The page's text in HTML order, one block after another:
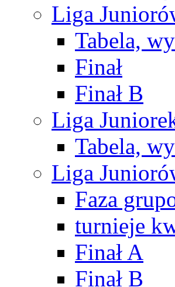
Liga
Tabela,
Finał
Finał B
Liga
Tabela,
Liga
Faza
turnieje
Finał A
Finał B